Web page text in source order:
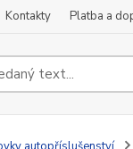
Kontakty Platba a